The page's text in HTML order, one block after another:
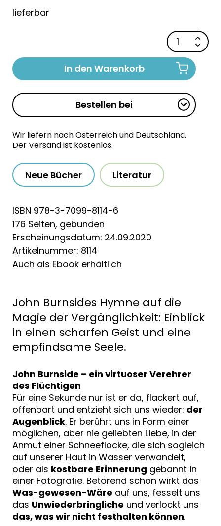
lieferbar
In den Warenkorb
Bestellen bei
Wir liefern nach Österreich und Deutschland.
Der Versand ist kostenlos.
Neue Bücher Literatur
ISBN 978-3-7099-8114-6
176 Seiten, gebunden
Erscheinungsdatum: 24.09.2020
Artikelnummer: 8114
Auch als Ebook erhältlich
John Burnsides Hymne auf die
Magie der Vergänglichkeit: Einblick
in einen scharfen Geist und eine
empfindsame Seele.
John Burnside – ein virtuoser Verehrer
des Flüchtigen
Für eine Sekunde nur ist er da, flackert auf,
offenbart und entzieht sich uns wieder: der
Augenblick. Er berührt uns in Form einer
möglichen, aber nie geliebten Liebe, in der
Anmut einer Schneeflocke, die sich sogleich
auf unserer Haut in Wasser verwandelt,
oder als kostbare Erinnerung gebannt in
einer Fotografie. Betörend schön wirkt das
Was-gewesen-Wäre auf uns, fesselt uns
das Unwiederbringliche und verlockt uns
das, was wir nicht festhalten können.